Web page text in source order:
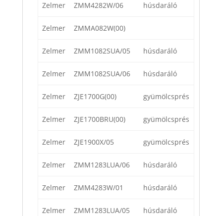
Zelmer ZMM4282W/06 húsdaráló
Zelmer ZMMA082W(00)
Zelmer ZMM1082SUA/05 húsdaráló
Zelmer ZMM1082SUA/06 húsdaráló
Zelmer ZJE1700G(00) gyümölcsprés
Zelmer ZJE1700BRU(00) gyümölcsprés
Zelmer ZJE1900X/05 gyümölcsprés
Zelmer ZMM1283LUA/06 húsdaráló
Zelmer ZMM4283W/01 húsdaráló
Zelmer ZMM1283LUA/05 húsdaráló